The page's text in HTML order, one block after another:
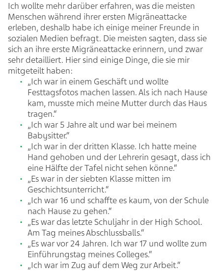
Ich wollte mehr darüber erfahren, was die meisten
Menschen während ihrer ersten Migräneattacke
erleben, deshalb habe ich einige meiner Freunde in
sozialen Medien befragt. Die meisten sagten, dass sie
sich an ihre erste Migräneattacke erinnern, und zwar
sehr detailliert. Hier sind einige Dinge, die sie mir
mitgeteilt haben:
„Ich war in einem Geschäft und wollte
Festtagsfotos machen lassen. Als ich nach Hause
kam, musste mich meine Mutter durch das Haus
tragen.“
„Ich war 5 Jahre alt und war bei meinem
Babysitter.“
„Ich war in der dritten Klasse. Ich hatte meine
Hand gehoben und der Lehrerin gesagt, dass ich
eine Hälfte der Tafel nicht sehen könne.“
„Es war in der siebten Klasse mitten im
Geschichtsunterricht.“
„Ich war 16 und schaffte es kaum, von der Schule
nach Hause zu gehen.“
„Es war das letzte Schuljahr in der High School.
Am Tag meines Abschlussballs.“
„Es war vor 24 Jahren. Ich war 17 und wollte zum
Einführungstag meines Colleges.“
„Ich war im Zug auf dem Weg zur Arbeit.“